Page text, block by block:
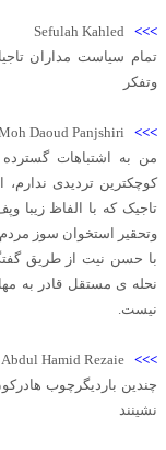
>>>
Sefulah Kahled
تمام سياست مداران
وتفكر
>>>
Daoud Panjshiri
من به اشتباهات
کوچکترین تردیدی ندارم،
تاجیک که با الفاظ زیبا
وتحقیر استخوان سوز مردم
با حسن نیت از طریق
نحله ی مستقل قادر به
نیست.
>>>
Abdul Hamid Rezaie
چندین باردیگرچوب
نشینند